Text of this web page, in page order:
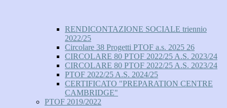
RENDICONTAZIONE SOCIALE triennio
2022/25
Circolare 38 Progetti PTOF a.s. 2025 26
CIRCOLARE 80 PTOF 2022/25 A.S. 2023/24
CIRCOLARE 80 PTOF 2022/25 A.S. 2023/24
PTOF 2022/25 A.S. 2024/25
CERTIFICATO "PREPARATION CENTRE
CAMBRIDGE"
PTOF 2019/2022